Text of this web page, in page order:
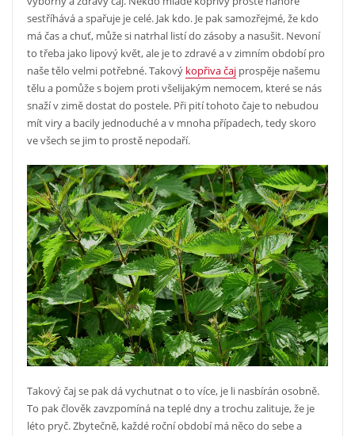
sestříhává a spařuje je celé. Jak kdo. Je pak samozřejmé, že kdo
má čas a chuť, může si natrhal listí do zásoby a nasušit. Nevoní
to třeba jako lipový květ, ale je to zdravé a v zimním období pro
naše tělo velmi potřebné. Takový kopřiva čajprospěje našemu
tělu a pomůže s bojem proti všelijakým nemocem, které se nás
snaží v zimě dostat do postele. Při pití tohoto čaje to nebudou
mít viry a bacily jednoduché a v mnoha případech, tedy skoro
ve všech se jim to prostě nepodaří.
Takový čaj se pak dá vychutnat o to více, je li nasbírán osobně.
To pak člověk zavzpomíná na teplé dny a trochu zalituje, že je
léto pryč. Zbytečně, každé roční období má něco do sebe a